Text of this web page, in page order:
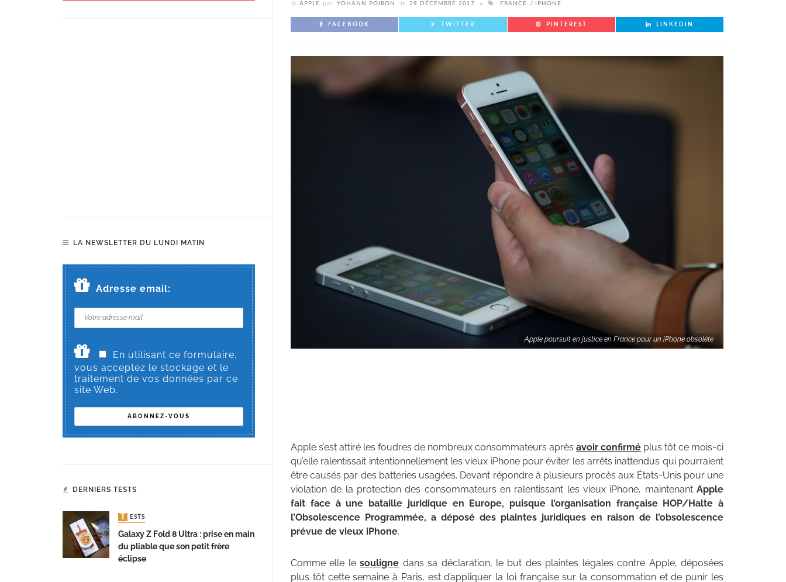
APPLE par YOHANN POIRON le 29 DÉCEMBRE 2017 FRANCE IPHONE
FACEBOOK TWITTER PINTEREST LINKEDIN
Apple poursuit en justice en France pour un iPhone obsolète
Apple s’est attiré les foudres de nombreux consommateurs après avoir confirmé plus tôt ce mois-ci
qu’elle ralentissait intentionnellement les vieux iPhone pour éviter les arrêts inattendus qui pourraient
être causés par des batteries usagées. Devant répondre à plusieurs procès aux États-Unis pour une
violation de la protection des consommateurs en ralentissant les vieux iPhone, maintenant Apple
fait face à une bataille juridique en Europe, puisque l’organisation française HOP/Halte à
l’Obsolescence Programmée, a déposé des plaintes juridiques en raison de l’obsolescence
prévue de vieux iPhone.
Comme elle lesouligne dans sa déclaration, le but des plaintes légales contre Apple, déposées
plus tôt cette semaine à Paris, est d’appliquer la loi française sur la consommation et de punir les
LA NEWSLETTER DU LUNDI MATIN
Adresse email:
En utilisant ce formulaire,
vous acceptez le stockage et le
traitement de vos données par ce
site Web.
DERNIERS TESTS
TESTS
Galaxy Z Fold 8 Ultra : prise en main
du pliable que son petit frère
éclipse